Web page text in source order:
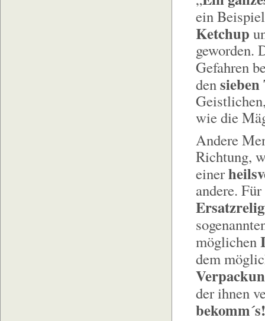
ein
Ketchup
geworden.
Gefahren
densieben
wie die
Andere
Richtung,
einer
andere.
möglichen
dem
der ihnen
bekomm´s!